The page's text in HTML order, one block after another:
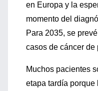
en Europa y la
momento del
Para 2035, se
casos de cáncer de
Muchos pacientes
etapa tardía porque